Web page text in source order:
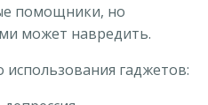
помощники, но
может навредить.
использования гаджетов: